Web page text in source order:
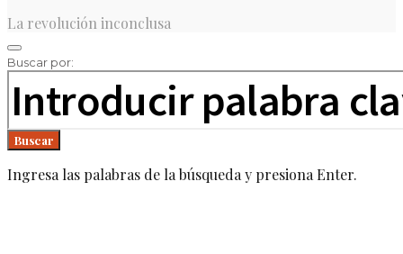
La revolución inconclusa
Buscar por:
Buscar
Ingresa las palabras de la búsqueda y presiona Enter.